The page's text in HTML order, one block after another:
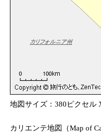
地図サイズ：380ピクセル
カリエンテ地図（Map of